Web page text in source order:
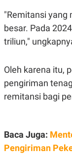
A
T
D
A
T
E
S
O
T
A
I
S
U
JARINGAN
"Remitansi yang
besar. Pada
triliun,"
Oleh karena itu,
pengiriman
remitansi bagi
Baca Juga:
Pengiriman